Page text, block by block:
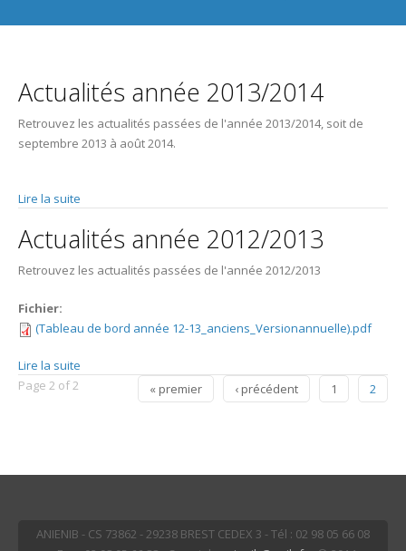
Actualités année 2013/2014
Retrouvez les actualités passées de l'année 2013/2014, soit de
septembre 2013 à août 2014.
Lire la suite
Actualités année 2012/2013
Retrouvez les actualités passées de l'année 2012/2013
Fichier:
(Tableau de bord année 12-13_anciens_Versionannuelle).pdf
Lire la suite
Pages
Page 2 of 2 « premier ‹ précédent 1 2
ANIENIB - CS 73862 - 29238 BREST CEDEX 3 - Tél : 02 98 05 66 08